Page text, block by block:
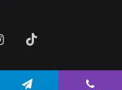
Instagram